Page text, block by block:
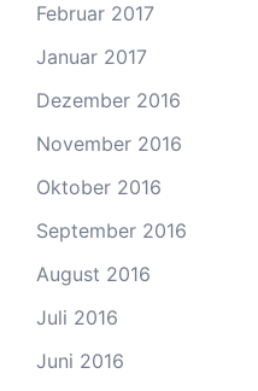
Februar 2017
Januar 2017
Dezember 2016
November 2016
Oktober 2016
September 2016
August 2016
Juli 2016
Juni 2016